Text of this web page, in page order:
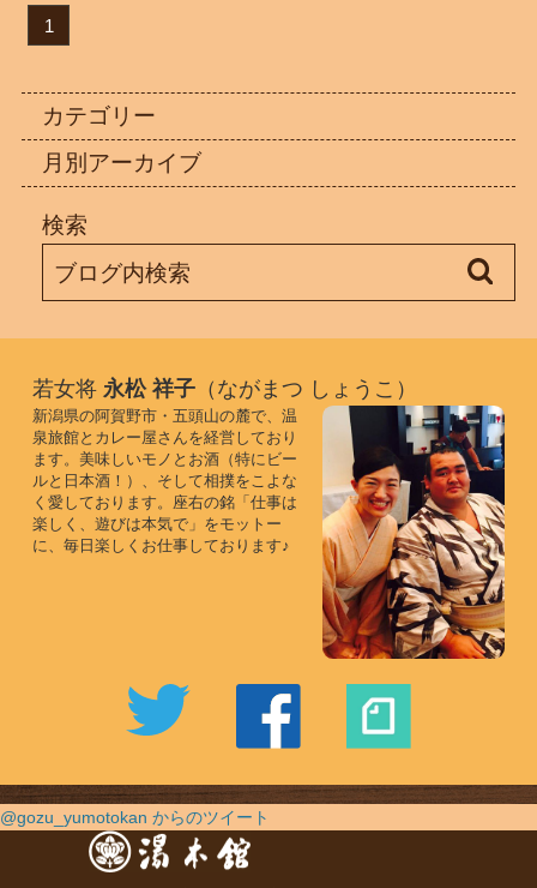
若女将 永松 祥子（ながまつ しょうこ）
新潟県の阿賀野市・五頭山の麓で、温
泉旅館とカレー屋さんを経営しており
ます。美味しいモノとお酒（特にビー
ルと日本酒！）、そして相撲をこよな
く愛しております。座右の銘「仕事は
楽しく、遊びは本気で」をモットー
に、毎日楽しくお仕事しております♪
@gozu_yumotokan からのツイート
1
カテゴリー
月別アーカイブ
検索